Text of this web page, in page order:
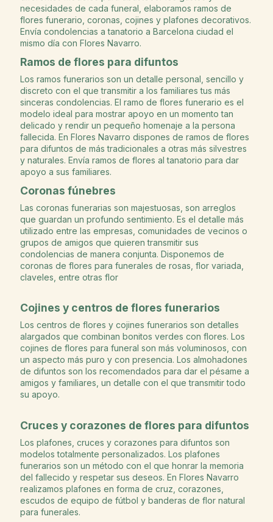
necesidades de cada funeral, elaboramos ramos de
flores funerario, coronas, cojines y plafones decorativos.
Envía condolencias a tanatorio a Barcelona ciudad el
mismo día con Flores Navarro.
Ramos de flores para difuntos
Los ramos funerarios son un detalle personal, sencillo y
discreto con el que transmitir a los familiares tus más
sinceras condolencias. El ramo de flores funerario es el
modelo ideal para mostrar apoyo en un momento tan
delicado y rendir un pequeño homenaje a la persona
fallecida. En Flores Navarro dispones de ramos de flores
para difuntos de más tradicionales a otras más silvestres
y naturales. Envía ramos de flores al tanatorio para dar
apoyo a sus familiares.
Coronas fúnebres
Las coronas funerarias son majestuosas, son arreglos
que guardan un profundo sentimiento. Es el detalle más
utilizado entre las empresas, comunidades de vecinos o
grupos de amigos que quieren transmitir sus
condolencias de manera conjunta. Disponemos de
coronas de flores para funerales de rosas, flor variada,
claveles, entre otras flor
Cojines y centros de flores funerarios
Los centros de flores y cojines funerarios son detalles
alargados que combinan bonitos verdes con flores. Los
cojines de flores para funeral son más voluminosos, con
un aspecto más puro y con presencia. Los almohadones
de difuntos son los recomendados para dar el pésame a
amigos y familiares, un detalle con el que transmitir todo
su apoyo.
Cruces y corazones de flores para difuntos
Los plafones, cruces y corazones para difuntos son
modelos totalmente personalizados. Los plafones
funerarios son un método con el que honrar la memoria
del fallecido y respetar sus deseos. En Flores Navarro
realizamos plafones en forma de cruz, corazones,
escudos de equipo de fútbol y banderas de flor natural
para funerales.